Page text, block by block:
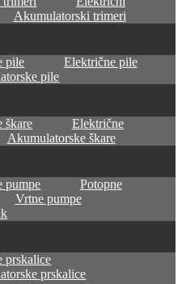
Akumulatorski trimeri
pile
Električne pile
pile
škare
Električne
Akumulatorske škare
pumpe
Potopne
Vrtne pumpe
prskalice
prskalice